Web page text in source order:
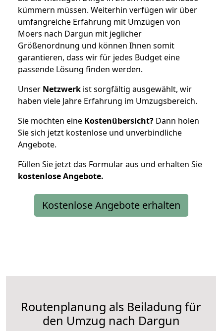
kümmern müssen. Weiterhin verfügen wir über
umfangreiche Erfahrung mit Umzügen von
Moers nach Dargun mit jeglicher
Größenordnung und können Ihnen somit
garantieren, dass wir für jedes Budget eine
passende Lösung finden werden.
Unser Netzwerk ist sorgfältig ausgewählt, wir
haben viele Jahre Erfahrung im Umzugsbereich.
Sie möchten eine Kostenübersicht? Dann holen
Sie sich jetzt kostenlose und unverbindliche
Angebote.
Füllen Sie jetzt das Formular aus und erhalten Sie
kostenloseAngebote.
Kostenlose Angebote erhalten
Routenplanung als Beiladung für
den Umzug nach Dargun